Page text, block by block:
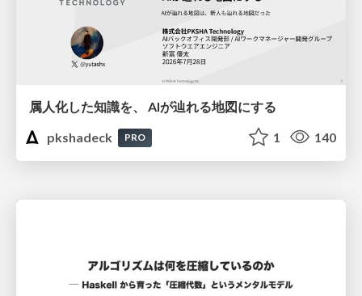
属人化した知識を、 AIが辿れる地図にする
pkshadeck
PRO 1 140